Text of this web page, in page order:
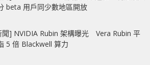
beta 用戶同少數地區開放
聞] NVIDIA Rubin 架構曝光 Vera Rubin 平
5 倍 Blackwell 算力